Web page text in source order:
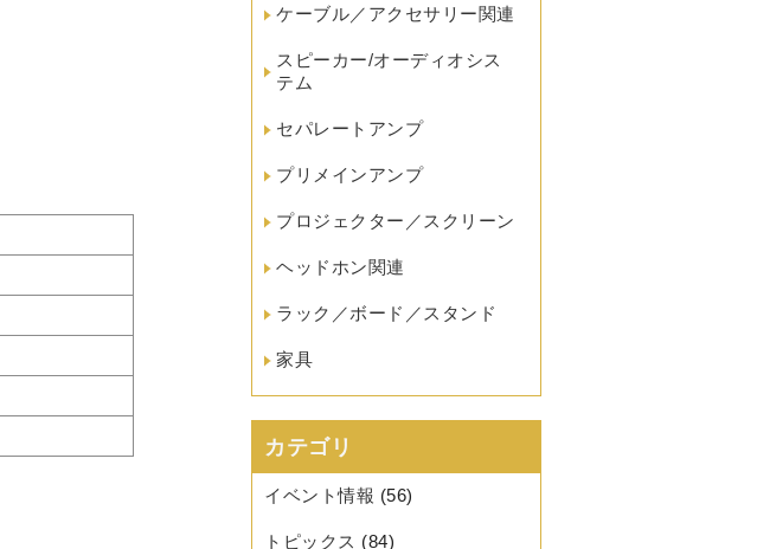
ケーブル／アクセサリー関連
スピーカー/オーディオシス
テム
セパレートアンプ
プリメインアンプ
プロジェクター／スクリーン
ヘッドホン関連
ラック／ボード／スタンド
家具
カテゴリ
イベント情報 (56)
トピックス (84)